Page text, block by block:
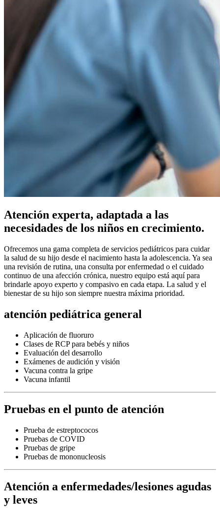
Atención experta, adaptada a las
necesidades de los niños en crecimiento.
Ofrecemos una gama completa de servicios pediátricos para cuidar
la salud de su hijo desde el nacimiento hasta la adolescencia. Ya sea
una revisión de rutina, una consulta por enfermedad o el cuidado
continuo de una afección crónica, nuestro equipo está aquí para
brindarle apoyo experto y compasivo en cada etapa. La salud y el
bienestar de su hijo son siempre nuestra máxima prioridad.
atención pediátrica general
Aplicación de fluoruro
Clases de RCP para bebés y niños
Evaluación del desarrollo
Exámenes de audición y visión
Vacuna contra la gripe
Vacuna infantil
Pruebas en el punto de atención
Prueba de estreptococos
Pruebas de COVID
Pruebas de gripe
Pruebas de mononucleosis
Atención a enfermedades/lesiones agudas
y leves